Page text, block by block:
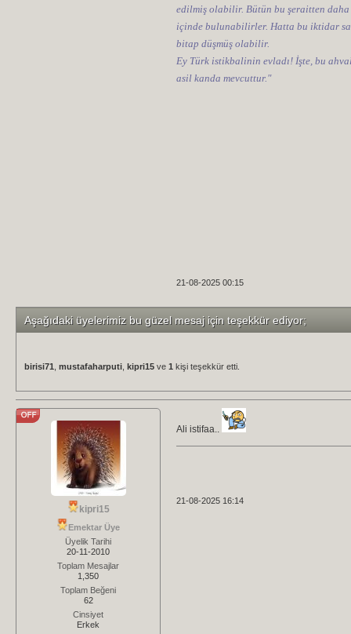
edilmiş olabilir. Bütün bu şeraitten
içinde bulunabilirler. Hatta bu iktidar
bitap düşmüş olabilir.
Ey Türk istikbalinin evladı! İşte, bu
asil kanda mevcuttur."
21-08-2025 00:15
Aşağıdaki üyelerimiz bu güzel mesaj için teşekkür ediyor;
birisi71 mustafaharputi kipri15 ve 1 kişi teşekkür etti.
kipri15
Emektar Üye
Üyelik Tarihi
20-11-2010
Toplam Mesajlar
1,350
Toplam Beğeni
62
Cinsiyet
Erkek
Ali istifaa..
21-08-2025 16:14